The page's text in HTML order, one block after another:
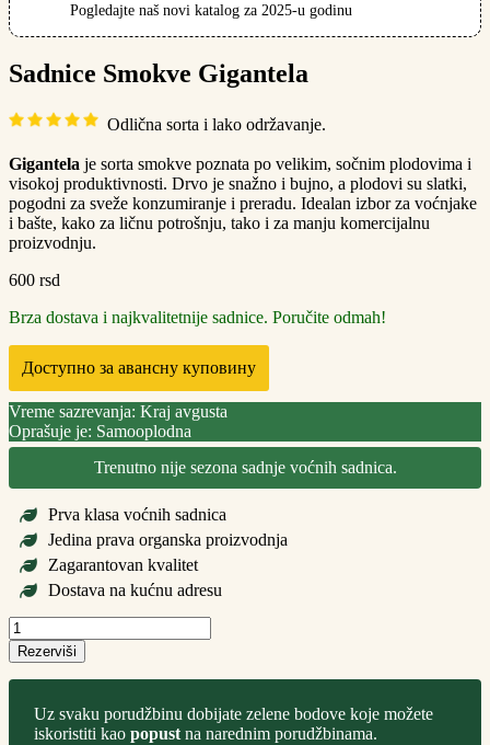
Pogledajte naš novi katalog za 2025-u godinu
Sadnice Smokve Gigantela
Odlična sorta i lako održavanje.
Gigantela je sorta smokve poznata po velikim, sočnim plodovima i
visokoj produktivnosti. Drvo je snažno i bujno, a plodovi su slatki,
pogodni za sveže konzumiranje i preradu. Idealan izbor za voćnjake
i bašte, kako za ličnu potrošnju, tako i za manju komercijalnu
proizvodnju.
600 rsd
Brza dostava i najkvalitetnije sadnice. Poručite odmah!
Доступно за авансну куповину
Vreme sazrevanja: Kraj avgusta
Oprašuje je: Samooplodna
Trenutno nije sezona sadnje voćnih sadnica.
Prva klasa voćnih sadnica
Jedina prava organska proizvodnja
Zagarantovan kvalitet
Dostava na kućnu adresu
Sadnice
Smokve
Gigantela
количина
Rezerviši
Uz svaku porudžbinu dobijate zelene bodove koje možete
iskoristiti kao popust na narednim porudžbinama.